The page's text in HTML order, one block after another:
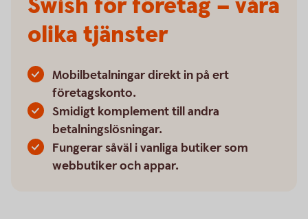
olika tjänster
Mobilbetalningar direkt in på ert
företagskonto.
Smidigt komplement till andra
betalningslösningar.
Fungerar såväl i vanliga butiker som
webbutiker och appar.